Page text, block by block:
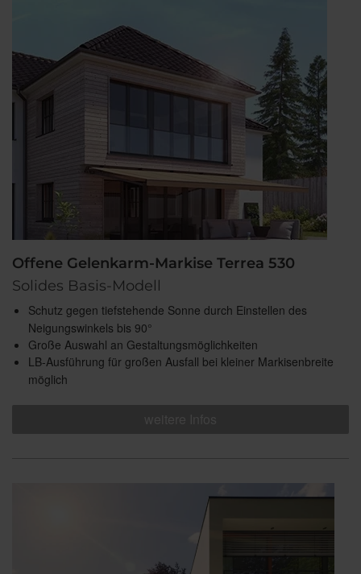
Offene Gelenkarm-Markise Terrea 530
Solides Basis-Modell
Schutz gegen tiefstehende Sonne durch Einstellen des
Neigungswinkels bis 90°
Große Auswahl an Gestaltungsmöglichkeiten
LB-Ausführung für großen Ausfall bei kleiner Markisenbreite
möglich